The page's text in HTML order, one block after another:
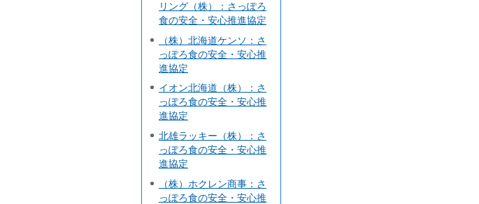
リング（株）：さっぽろ
食の安全・安心推進協定
（株）北海道ケンソ：さ
っぽろ食の安全・安心推
進協定
イオン北海道（株）：さ
っぽろ食の安全・安心推
進協定
北雄ラッキー（株）：さ
っぽろ食の安全・安心推
進協定
（株）ホクレン商事：さ
っぽろ食の安全・安心推